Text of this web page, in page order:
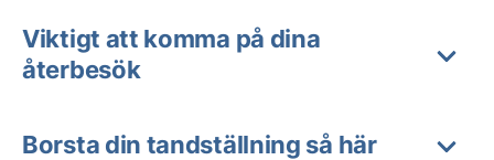
Viktigt att komma på dina
återbesök
Borsta din tandställning så här